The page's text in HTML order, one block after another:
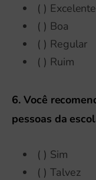
( ) Excelente
( ) Boa
( ) Regular
( ) Ruim
6. Você
pessoas da
( ) Sim
( ) Talvez